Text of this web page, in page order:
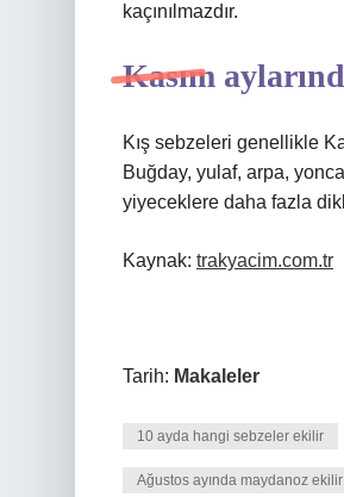
kaçınılmazdır.
Kasım
Kış sebzeleri genellikle
Buğday, yulaf, arpa,
yiyeceklere daha fazla
Kaynak: trakyacim.com.tr
Tarih: Makaleler
10 ayda hangi sebzeler ekilir
Ağustos ayında maydanoz